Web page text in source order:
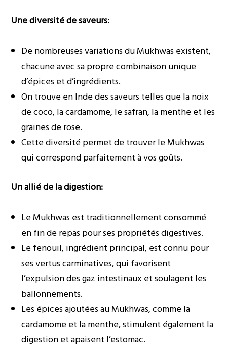
Une diversité de saveurs:
De nombreuses variations du Mukhwas existent,
chacune avec sa propre combinaison unique
d’épices et d’ingrédients.
On trouve en Inde des saveurs telles que la noix
de coco, la cardamome, le safran, la menthe et les
graines de rose.
Cette diversité permet de trouver le Mukhwas
qui correspond parfaitement à vos goûts.
Un allié de la digestion:
Le Mukhwas est traditionnellement consommé
en fin de repas pour ses propriétés digestives.
Le fenouil, ingrédient principal, est connu pour
ses vertus carminatives, qui favorisent
l’expulsion des gaz intestinaux et soulagent les
ballonnements.
Les épices ajoutées au Mukhwas, comme la
cardamome et la menthe, stimulent également la
digestion et apaisent l’estomac.